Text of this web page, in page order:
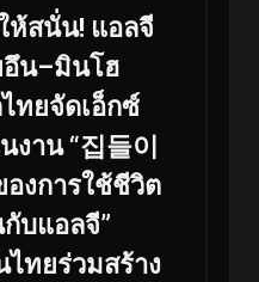
ห้สนั่น! แอลจี
อึน–มินโฮ
ทยจัดเอ็กซ์
าน “집들이
องการใช้ชีวิต
บแอลจี”
ทยร่วมสร้าง